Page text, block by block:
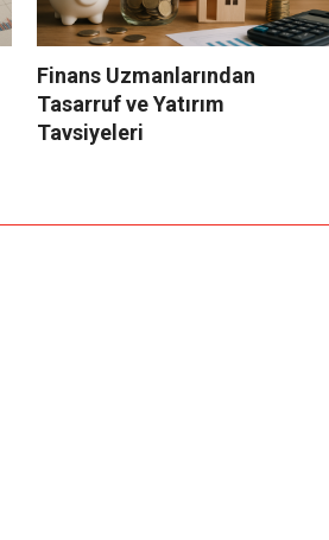
Finans Uzmanlarından
Tasarruf ve Yatırım
Tavsiyeleri